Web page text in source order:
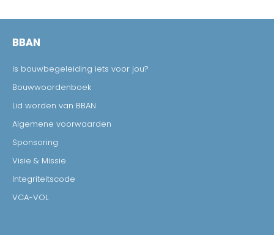
BBAN
Is bouwbegeleiding iets voor jou?
Bouwwoordenboek
Lid worden van BBAN
Algemene voorwaarden
Sponsoring
Visie & Missie
Integriteitscode
VCA-VOL